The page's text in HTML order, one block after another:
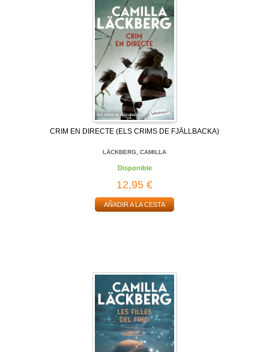
CRIM EN DIRECTE (ELS CRIMS DE FJÄLLBACKA)
LÄCKBERG, CAMILLA
Disponible
12,95 €
AÑADIR A LA CESTA